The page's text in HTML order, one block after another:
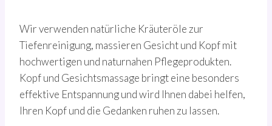
Wir verwenden natürliche Kräuteröle zur
Tiefenreinigung, massieren Gesicht und Kopf mit
hochwertigen und naturnahen Pflegeprodukten.
Kopf und Gesichtsmassage bringt eine besonders
effektive Entspannung und wird Ihnen dabei helfen,
Ihren Kopf und die Gedanken ruhen zu lassen.